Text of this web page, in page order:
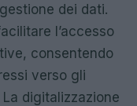
dei dati.
l’accesso
consentendo
verso gli
La digitalizzazione